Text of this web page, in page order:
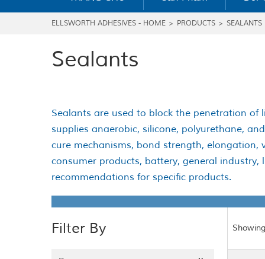
ELLSWORTH ADHESIVES - HOME > PRODUCTS > SEALANTS
Sealants
Sealants are used to block the penetration of
supplies anaerobic, silicone, polyurethane,
cure mechanisms, bond strength, elongation,
consumer products, battery, general
recommendations for specific products.
Filter By